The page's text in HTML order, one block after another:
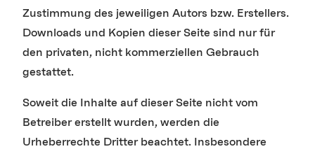
Zustimmung des jeweiligen Autors bzw. Erstellers.
Downloads und Kopien dieser Seite sind nur für
den privaten, nicht kommerziellen Gebrauch
gestattet.
Soweit die Inhalte auf dieser Seite nicht vom
Betreiber erstellt wurden, werden die
Urheberrechte Dritter beachtet. Insbesondere